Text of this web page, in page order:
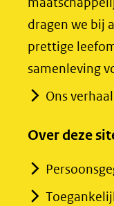
naar
een
dragen we bij
prettige
samenleving
Ons verhaal
Over deze